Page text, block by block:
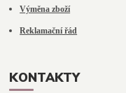
Výměna zboží
Reklamační řád
KONTAKTY